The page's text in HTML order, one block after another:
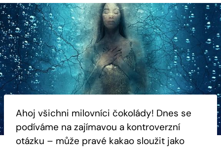
Ahoj všichni milovníci čokolády! Dnes se
podíváme na zajímavou a kontroverzní
otázku – může pravé kakao sloužit jako